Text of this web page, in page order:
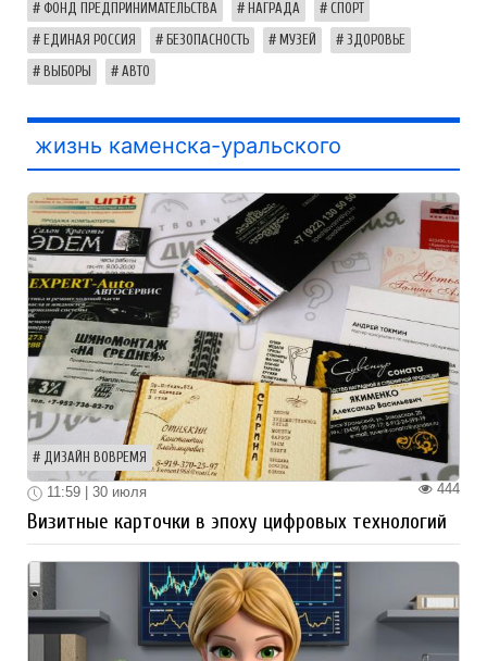
ФОНД ПРЕДПРИНИМАТЕЛЬСТВА НАГРАДА СПОРТ
ЕДИНАЯ РОССИЯ БЕЗОПАСНОСТЬ МУЗЕЙ ЗДОРОВЬЕ
ВЫБОРЫ АВТО
жизнь каменска-уральского
ДИЗАЙН ВОВРЕМЯ
444
11:59 | 30 июля
Визитные карточки в эпоху цифровых технологий